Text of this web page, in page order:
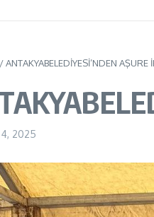
/ANTAKYABELEDİYESİ’NDEN AŞURE
2025